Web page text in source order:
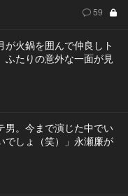
59
が火鍋を囲んで仲良しト
ふたりの意外な一面が見
男。今まで演じた中でい
でしょ（笑）」永瀬廉が